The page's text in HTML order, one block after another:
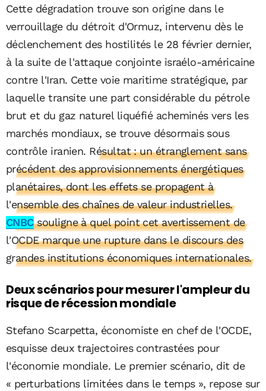
Cette dégradation trouve son origine dans le
verrouillage du détroit d'Ormuz, intervenu dès le
déclenchement des hostilités le 28 février dernier,
à la suite de l'attaque conjointe israélo-américaine
contre l'Iran. Cette voie maritime stratégique, par
laquelle transite une part considérable du pétrole
brut et du gaz naturel liquéfié acheminés vers les
marchés mondiaux, se trouve désormais sous
contrôle iranien. Résultat : un étranglement sans
précédent des approvisionnements énergétiques
planétaires, dont les effets se propagent à
l'ensemble des chaînes de valeur industrielles.
CNBCsouligne à quel point cet avertissement de
l'OCDE marque une rupture dans le discours des
grandes institutions économiques internationales.
Deux scénarios pour mesurer l'ampleur du
risque de récession mondiale
Stefano Scarpetta, économiste en chef de l'OCDE,
esquisse deux trajectoires contrastées pour
l'économie mondiale. Le premier scénario, dit de
« perturbations limitées dans le temps », repose sur